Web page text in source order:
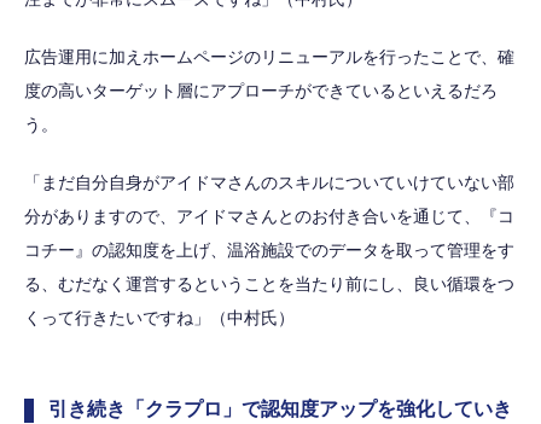
広告運用に加えホームページのリニューアルを行ったことで、確
度の高いターゲット層にアプローチができているといえるだろ
う。
「まだ自分自身がアイドマさんのスキルについていけていない部
分がありますので、アイドマさんとのお付き合いを通じて、『コ
コチー』の認知度を上げ、温浴施設でのデータを取って管理をす
る、むだなく運営するということを当たり前にし、良い循環をつ
くって行きたいですね」（中村氏）
引き続き「クラプロ」で認知度アップを強化していき